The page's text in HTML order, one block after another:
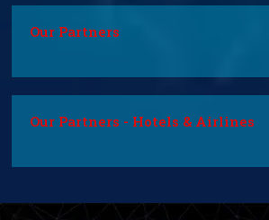
Our Partners
Our Partners - Hotels & Airlines